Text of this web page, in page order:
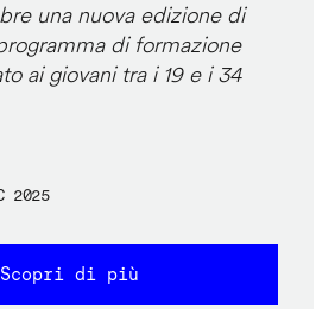
una nuova edizione di
di formazione
ai giovani tra i 19 e i 34
2025
Scopri di più